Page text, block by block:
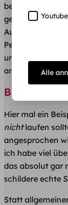
bei
geht es weniger
Ausland
unbekannten
anpassen?
Bloß keine
Hier mal ein
nichtlaufen
angesprochen
ich habe viel
das absolut gar
schildere echte
Statt
Youtube
Alle